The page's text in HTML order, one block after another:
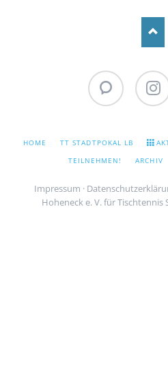
NAVIGATION
HOME TT STADTPOKAL LB
TEILNEHMEN!
ARCHIV
Impressum ·
Hoheneck e. V. für